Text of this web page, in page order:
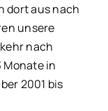
dort aus nach
unsere
nach
Monate in
2001 bis